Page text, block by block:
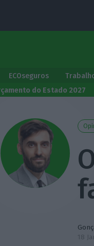
ECOseguros
do Estado 2027
18